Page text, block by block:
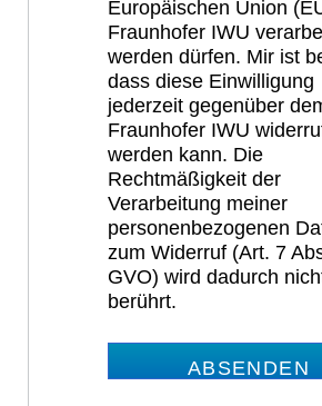
Europäischen Union
Fraunhofer IWU
werden dürfen. Mir ist
dass diese Einwilligung
jederzeit gegenüber
Fraunhofer IWU
werden kann. Die
Rechtmäßigkeit der
Verarbeitung meiner
personenbezogenen
zum Widerruf (Art. 7
GVO) wird dadurch
berührt.
ABSENDEN